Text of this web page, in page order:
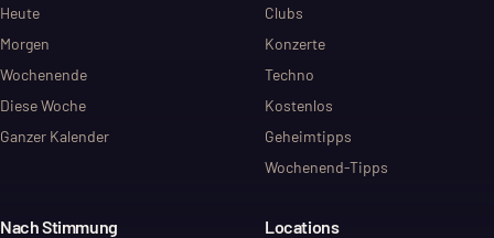
Heute
Morgen
Wochenende
Diese Woche
Ganzer Kalender
Clubs
Konzerte
Techno
Kostenlos
Geheimtipps
Wochenend-Tipps
Nach Stimmung Locations